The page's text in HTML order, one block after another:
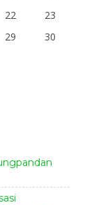
22
23
29
30